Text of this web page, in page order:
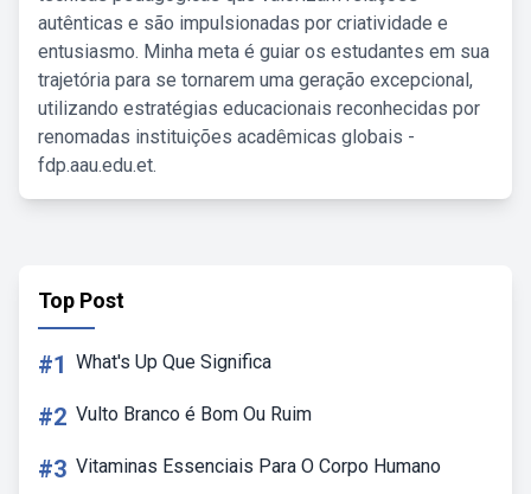
autênticas e são impulsionadas por criatividade e
entusiasmo. Minha meta é guiar os estudantes em sua
trajetória para se tornarem uma geração excepcional,
utilizando estratégias educacionais reconhecidas por
renomadas instituições acadêmicas globais -
fdp.aau.edu.et.
Top Post
#1 What's Up Que Significa
#2 Vulto Branco é Bom Ou Ruim
#3 Vitaminas Essenciais Para O Corpo Humano